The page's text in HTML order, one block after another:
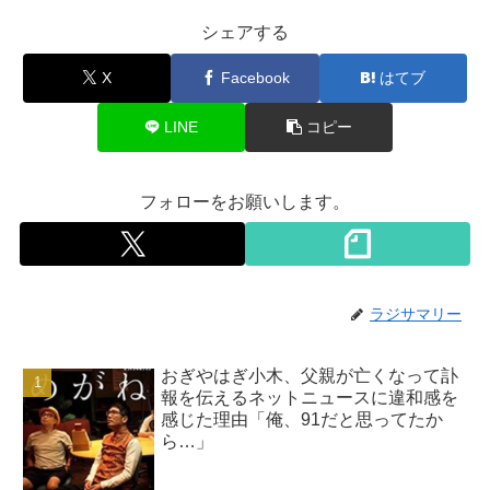
シェアする
X Facebook はてブ
LINE コピー
フォローをお願いします。
ラジサマリー
おぎやはぎ小木、父親が亡くなって訃
報を伝えるネットニュースに違和感を
感じた理由「俺、91だと思ってたか
ら…」